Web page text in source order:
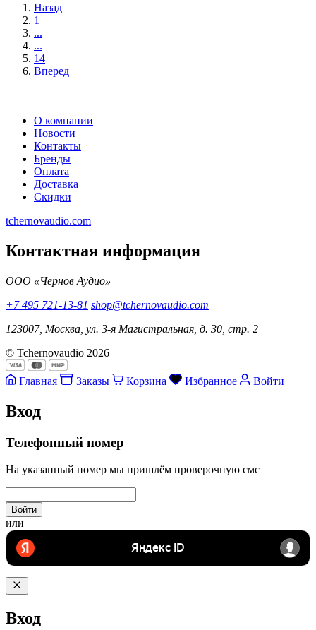
Назад
1
...
...
14
Вперед
О компании
Новости
Контакты
Бренды
Оплата
Доставка
Скидки
tchernovaudio.com
Контактная информация
ООО «Чернов Аудио»
+7 495 721-13-81 shop@tchernovaudio.com
123007, Москва, ул. 3-я Магистральная, д. 30, стр. 2
© Tchernovaudio 2026
Главная Заказы Корзина Избранное Войти
Вход
Телефонный номер
На указанный номер мы пришлём проверочную смс
Войти
или
Вход